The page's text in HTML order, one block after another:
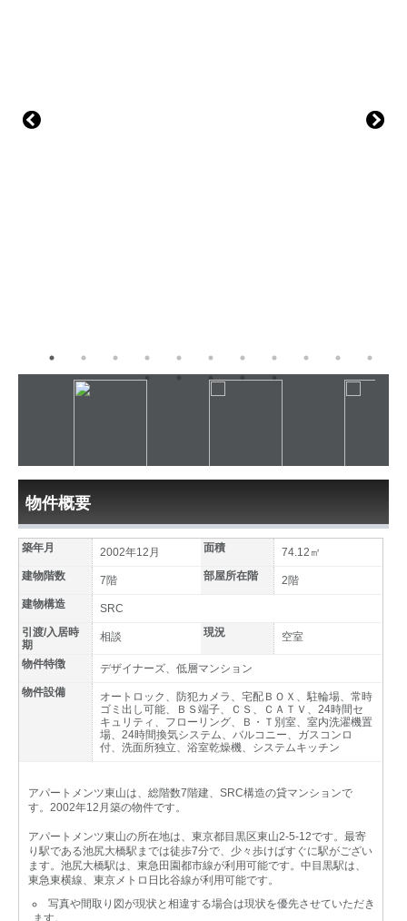
物件概要
築年月 2002年12月 面積
74.12㎡
建物階数
7階 部屋所在階
2階
建物構造
SRC
引渡/入居時
期
相談 現況 空室
物件特徴
デザイナーズ、低層マンション
物件設備
オートロック、防犯カメラ、宅配ＢＯＸ、駐輪場、常時
ゴミ出し可能、ＢＳ端子、ＣＳ、ＣＡＴＶ、24時間セ
キュリティ、フローリング、Ｂ・Ｔ別室、室内洗濯機置
場、24時間換気システム、バルコニー、ガスコンロ
付、洗面所独立、浴室乾燥機、システムキッチン
アパートメンツ東山は、総階数7階建、SRC構造の貸マンションで
す。2002年12月築の物件です。
アパートメンツ東山の所在地は、東京都目黒区東山2-5-12です。最寄
り駅である池尻大橋駅までは徒歩7分で、少々歩けばすぐに駅がござい
ます。池尻大橋駅は、東急田園都市線が利用可能です。中目黒駅は、
東急東横線、東京メトロ日比谷線が利用可能です。
写真や間取り図が現状と相違する場合は現状を優先させていただき
ます。